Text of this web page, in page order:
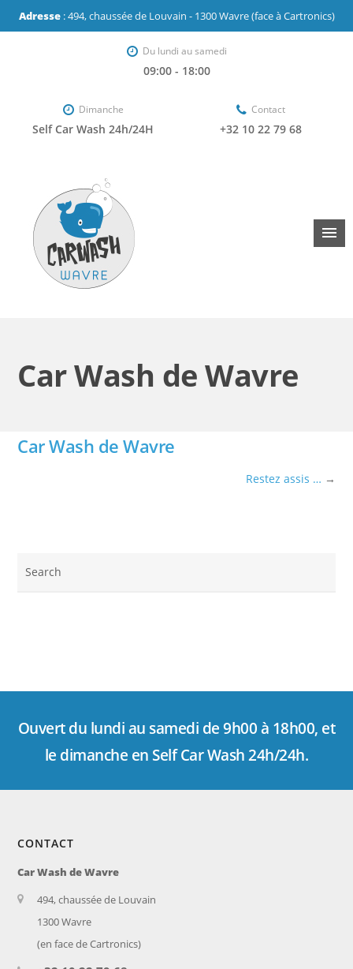
Adresse: 494, chaussée de Louvain - 1300 Wavre (face à Cartronics)
Du lundi au samedi
09:00 - 18:00
Dimanche
Self Car Wash 24h/24H
Contact
+32 10 22 79 68
Car Wash de Wavre
Car Wash de Wavre
Restez assis … →
Ouvert du lundi au samedi de 9h00 à 18h00, et
le dimanche en Self Car Wash 24h/24h.
CONTACT
Car Wash de Wavre
494, chaussée de Louvain
1300 Wavre
(en face de Cartronics)